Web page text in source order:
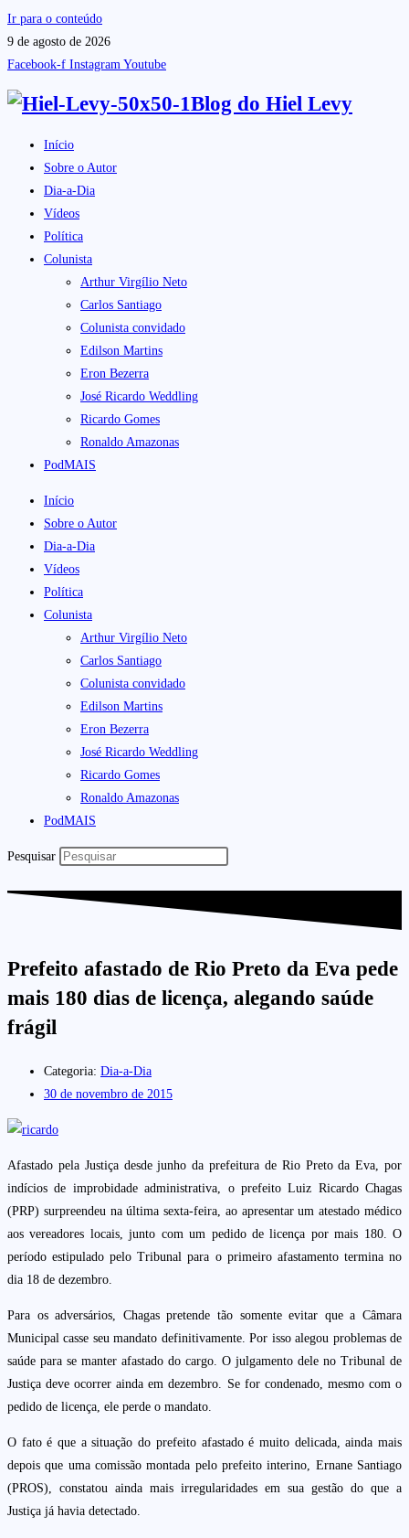
Ir para o conteúdo
9 de agosto de 2026
Facebook-f Instagram Youtube
Blog do Hiel Levy
Início
Sobre o Autor
Dia-a-Dia
Vídeos
Política
Colunista
Arthur Virgílio Neto
Carlos Santiago
Colunista convidado
Edilson Martins
Eron Bezerra
José Ricardo Weddling
Ricardo Gomes
Ronaldo Amazonas
PodMAIS
Início
Sobre o Autor
Dia-a-Dia
Vídeos
Política
Colunista
Arthur Virgílio Neto
Carlos Santiago
Colunista convidado
Edilson Martins
Eron Bezerra
José Ricardo Weddling
Ricardo Gomes
Ronaldo Amazonas
PodMAIS
Pesquisar
Prefeito afastado de Rio Preto da Eva pede
mais 180 dias de licença, alegando saúde
frágil
Categoria: Dia-a-Dia
30 de novembro de 2015
Afastado pela Justiça desde junho da prefeitura de Rio Preto da Eva, por
indícios de improbidade administrativa, o prefeito Luiz Ricardo Chagas
(PRP) surpreendeu na última sexta-feira, ao apresentar um atestado médico
aos vereadores locais, junto com um pedido de licença por mais 180. O
período estipulado pelo Tribunal para o primeiro afastamento termina no
dia 18 de dezembro.
Para os adversários, Chagas pretende tão somente evitar que a Câmara
Municipal casse seu mandato definitivamente. Por isso alegou problemas de
saúde para se manter afastado do cargo. O julgamento dele no Tribunal de
Justiça deve ocorrer ainda em dezembro. Se for condenado, mesmo com o
pedido de licença, ele perde o mandato.
O fato é que a situação do prefeito afastado é muito delicada, ainda mais
depois que uma comissão montada pelo prefeito interino, Ernane Santiago
(PROS), constatou ainda mais irregularidades em sua gestão do que a
Justiça já havia detectado.